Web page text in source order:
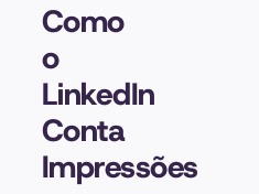
Como
o
LinkedIn
Conta
Impressões